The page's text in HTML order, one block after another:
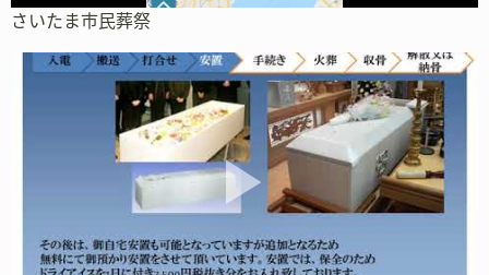
さいたま市民葬祭